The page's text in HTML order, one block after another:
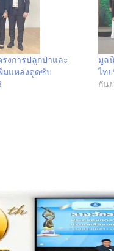
งการปลูกป่าและ
มแหล่งดูดซับ
มูล
ไท
กัน